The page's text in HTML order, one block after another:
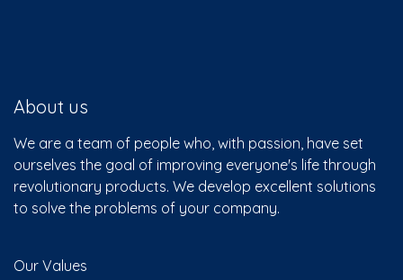
About us
We are a team of people who, with passion, have set
ourselves the goal of improving everyone's life through
revolutionary products. We develop excellent solutions
to solve the problems of your company.
Our Values